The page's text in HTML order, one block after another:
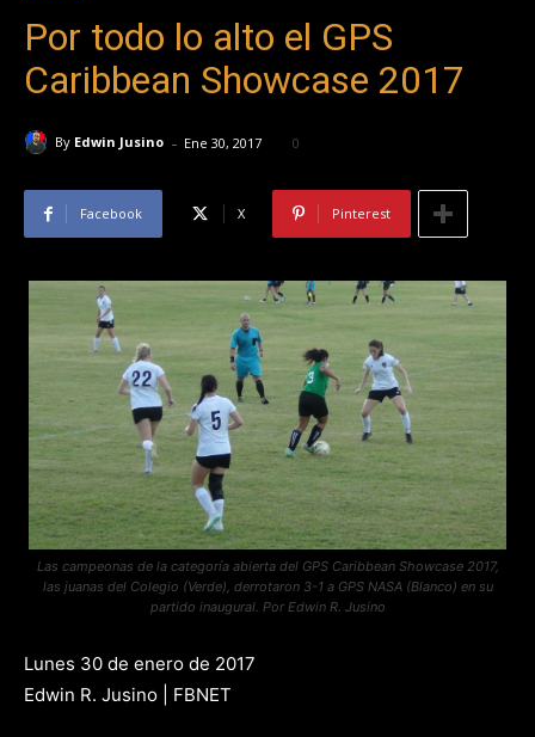
Por todo lo alto el GPS
Caribbean Showcase 2017
By Edwin Jusino - Ene 30, 2017 0
Facebook X Pinterest
Las campeonas de la categoría abierta del GPS Caribbean Showcase 2017,
las juanas del Colegio (Verde), derrotaron 3-1 a GPS NASA (Blanco) en su
partido inaugural. Por Edwin R. Jusino
Lunes 30 de enero de 2017
Edwin R. Jusino | FBNET